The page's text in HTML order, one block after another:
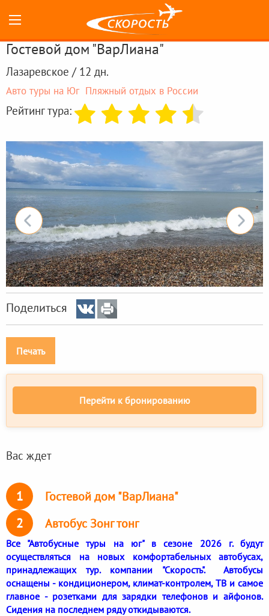
Гостевой дом "ВарЛиана"
Лазаревское / 12 дн.
Авто туры на Юг Пляжный отдых в России
Рейтинг тура:
Поделиться
Печать
Перейти к бронированию
Вас ждет
1 Гостевой дом "ВарЛиана"
2 Автобус Зонг тонг
Все "Автобусные туры на юг" в сезоне 2026 г. будут
осуществляться на новых комфортабельных автобусах,
принадлежащих тур. компании "Скорость". Автобусы
оснащены - кондиционером, климат-контролем, ТВ и самое
главное - розетками для зарядки телефонов и айфонов.
Сидения на последнем ряду откидываются.